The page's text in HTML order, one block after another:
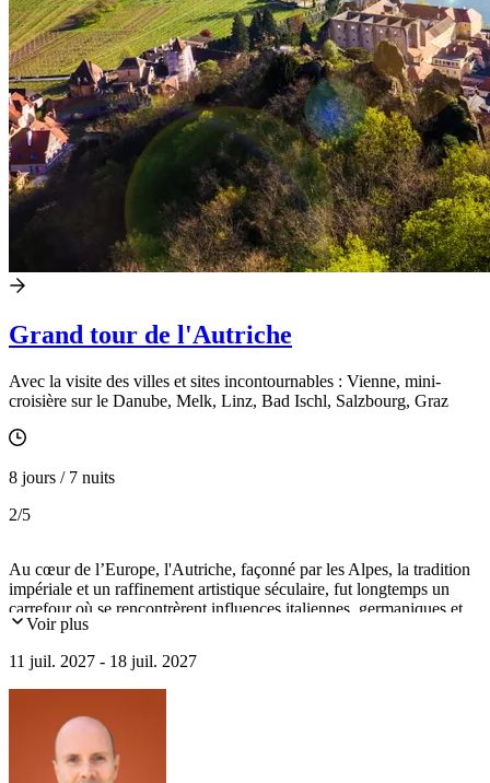
Grand tour de l'Autriche
Avec la visite des villes et sites incontournables : Vienne, mini-
croisière sur le Danube, Melk, Linz, Bad Ischl, Salzbourg, Graz
8 jours / 7 nuits
2/5
Au cœur de l’Europe, l'Autriche, façonné par les Alpes, la tradition
impériale et un raffinement artistique séculaire, fut longtemps un
carrefour où se rencontrèrent influences italiennes, germaniques et
slaves. Ce circuit vous fera découvrir cette richesse : Vienne,
excellence et Graz, somptueux ensemble médiéval, Renaissance et
baroque, le tout dans un somptueux décor naturel estival
Voir plus
11 juil. 2027 - 18 juil. 2027